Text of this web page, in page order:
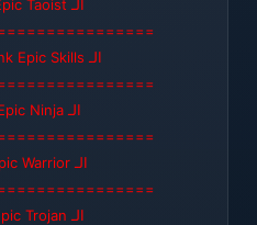
الـ Epic Taoist كاّمل 100% ,
الـ Monk Epic Skills كاّمل 100% ,
الـ Epic Ninja كاّمل 100% ,
الـ Epic Warrior كاّمل 100% ,
الـ Epic Trojan كاّمل 100% ,